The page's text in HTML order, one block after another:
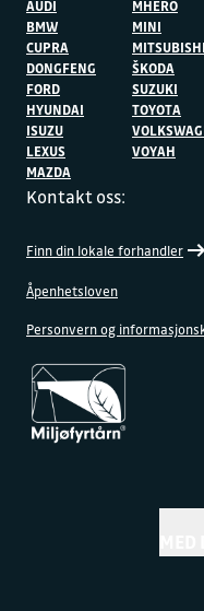
AUDI
BMW
CUPRA
DONGFENG
FORD
HYUNDAI
ISUZU
LEXUS
MAZDA
MHERO
MINI
MITSUBISHI
ŠKODA
SUZUKI
TOYOTA
VOYAH
Kontakt oss:
Finn din lokale forhandler
Åpenhetsloven
Personvern og